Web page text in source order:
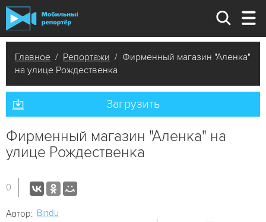
Главное / Репортажи / Фирменный магазин "Аленка"
на улице Рождественка
Загрузить
Фирменный магазин "Аленка" на
улице Рождественка
0
Автор: Bindu